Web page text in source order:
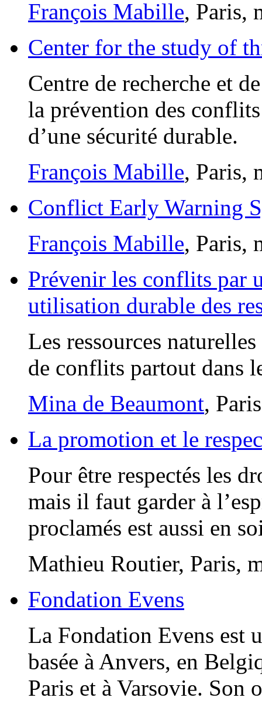
François Mabille, Paris,
Center for the study of
Centre de recherche et
la prévention des
d’une sécurité durable.
François Mabille, Paris,
Conflict Early Warning
François Mabille, Paris,
Prévenir les conflits par
utilisation durable des
Les ressources
de conflits partout dans
Mina de Beaumont,
La promotion et le
Pour être respectés les
mais il faut garder à
proclamés est aussi en
Mathieu Routier, Paris,
Fondation Evens
La Fondation Evens est
basée à Anvers, en
Paris et à Varsovie. Son